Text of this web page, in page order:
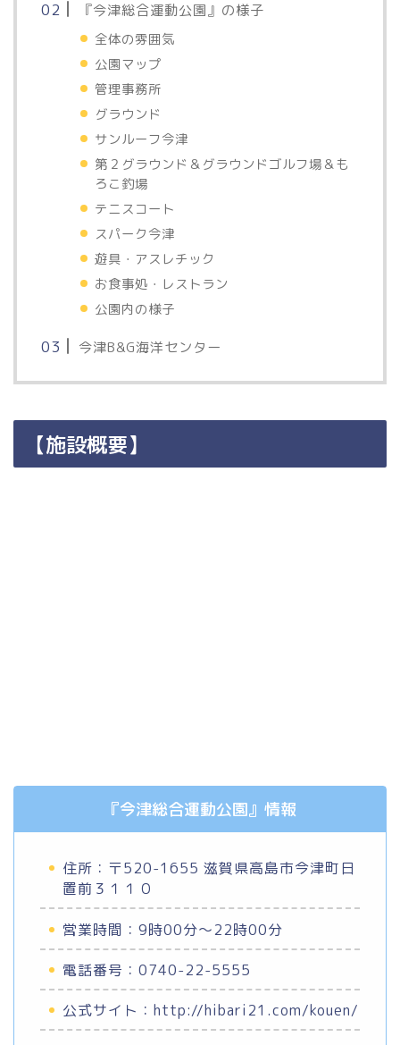
『今津総合運動公園』の様子
全体の雰囲気
公園マップ
管理事務所
グラウンド
サンルーフ今津
第２グラウンド＆グラウンドゴルフ場＆も
ろこ釣場
テニスコート
スパーク今津
遊具・アスレチック
お食事処・レストラン
公園内の様子
今津B&G海洋センター
【施設概要】
『今津総合運動公園』情報
住所：〒520-1655 滋賀県高島市今津町日
置前３１１０
営業時間：9時00分～22時00分
電話番号：0740-22-5555
公式サイト：http://hibari21.com/kouen/